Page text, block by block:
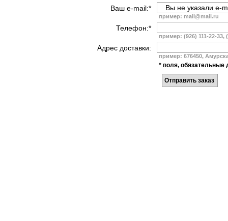
Ваш e-mail:*
пример: mail@mail.ru
Телефон:*
пример: (926) 111-22-33,
Адрес доставки:
пример: 676450,
* поля, обязательные